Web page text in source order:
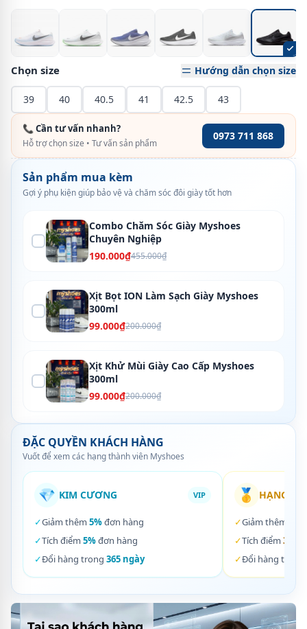
Chọn size Hướng dẫn chọn size
39 40 40.5 41 42.5 43
📞 Cần tư vấn nhanh?
Hỗ trợ chọn size • Tư vấn sản phẩm
0973 711 868
Sản phẩm mua kèm
Gợi ý phụ kiện giúp bảo vệ và chăm sóc đôi giày tốt hơn
Combo Chăm Sóc Giày Myshoes
Chuyên Nghiệp
190.000₫455.000₫
Xịt Bọt ION Làm Sạch Giày Myshoes
300ml
99.000₫200.000₫
Xịt Khử Mùi Giày Cao Cấp Myshoes
300ml
99.000₫200.000₫
ĐẶC QUYỀN KHÁCH HÀNG
Vuốt để xem các hạng thành viên Myshoes
💎 KIM CƯƠNG VIP
✓Giảm thêm 5%đơn hàng
✓Tích điểm 5%đơn hàng
✓Đổi hàng trong 365 ngày
🥇 HẠNG
✓Giảm thêm
✓Tích điểm 3%
✓Đổi hàng trong